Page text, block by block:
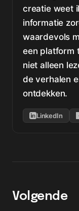
creatie weet
informatie
waardevols
een platform
niet alleen
de verhalen
ontdekken.
LinkedIn
Volgende